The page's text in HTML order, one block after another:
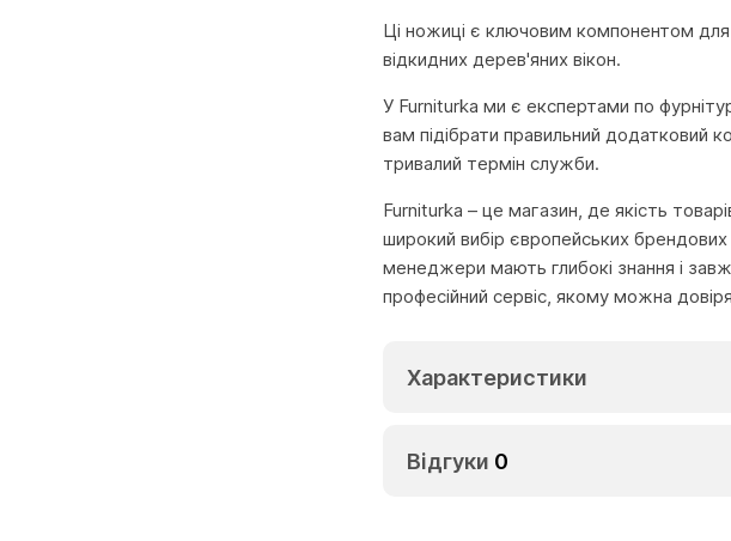
Ці ножиці є ключовим компонентом для
відкидних дерев'яних вікон.
У Furniturka ми є експертами по
вам підібрати правильний додатковий
тривалий термін служби.
Furniturka – це магазин, де якість
широкий вибір європейських
менеджери мають глибокі знання і
професійний сервіс, якому можна
Характеристики
Відгуки 0